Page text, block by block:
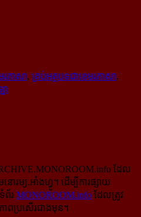
រភាសា, គ្រប់អត្ថបទជាខេមរភាសា,
ា
ដែល
រម្យ.អាំងហ្វូ។ ដើម្បីការផ្សាយ
ព័រ MONOROOM.info ដែលត្រូវ
ាពប្រសើរជាងមុន។